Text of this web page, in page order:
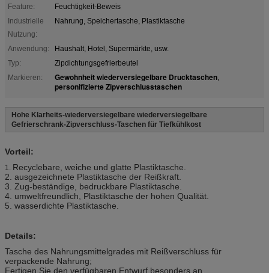
Feature:
Feuchtigkeit-Beweis
Industrielle
Nutzung:
Nahrung, Speichertasche, Plastiktasche
Anwendung:
Haushalt, Hotel, Supermärkte, usw.
Typ:
Zipdichtungsgefrierbeutel
Markieren:
Gewohnheit wiederversiegelbare Drucktaschen,
personifizierte Zipverschlusstaschen
Hohe Klarheits-wiederversiegelbare wiederversiegelbare
Gefrierschrank-Zipverschluss-Taschen für Tiefkühlkost
Vorteil:
1. Recyclebare, weiche und glatte Plastiktasche.
2. ausgezeichnete Plastiktasche der Reißkraft.
3. Zug-beständige, bedruckbare Plastiktasche.
4. umweltfreundlich, Plastiktasche der hohen Qualität.
5. wasserdichte Plastiktasche.
Details:
Tasche des Nahrungsmittelgrades mit Reißverschluss für
verpackende Nahrung;
Fertigen Sie den verfügbaren Entwurf besonders an.